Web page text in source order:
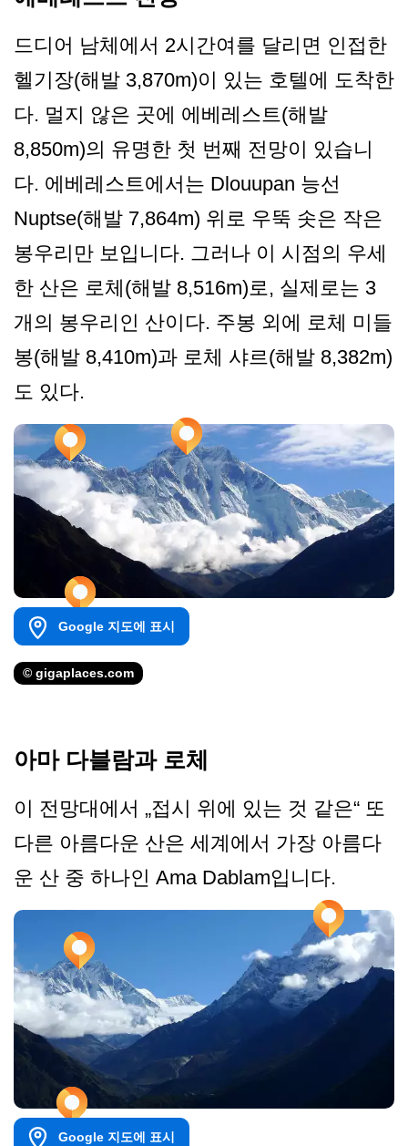
드디어 남체에서 2시간여를 달리면 인접한
헬기장(해발 3,870m)이 있는 호텔에 도착한
다. 멀지 않은 곳에 에베레스트(해발
8,850m)의 유명한 첫 번째 전망이 있습니
다. 에베레스트에서는 Dlouupan 능선
Nuptse(해발 7,864m) 위로 우뚝 솟은 작은
봉우리만 보입니다. 그러나 이 시점의 우세
한 산은 로체(해발 8,516m)로, 실제로는 3
개의 봉우리인 산이다. 주봉 외에 로체 미들
봉(해발 8,410m)과 로체 샤르(해발 8,382m)
도 있다.
Google 지도에 표시
© gigaplaces.com
아마 다블람과 로체
이 전망대에서 „접시 위에 있는 것 같은“ 또
다른 아름다운 산은 세계에서 가장 아름다
운 산 중 하나인 Ama Dablam입니다.
Google 지도에 표시